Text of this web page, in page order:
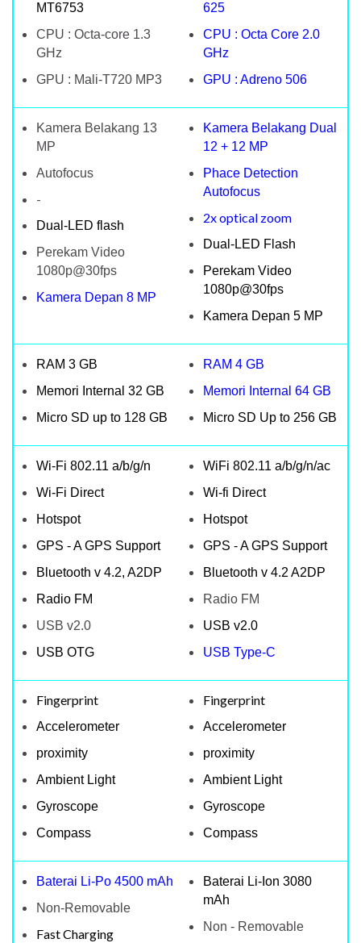
MT6753
CPU : Octa-core 1.3
GHz
GPU : Mali-T720 MP3
625
CPU : Octa Core 2.0
GHz
GPU : Adreno 506
Kamera Belakang 13
MP
Autofocus
-
Dual-LED flash
Perekam Video
1080p@30fps
Kamera Depan 8 MP
Kamera Belakang Dual
12 + 12 MP
Phace Detection
Autofocus
2x optical zoom
Dual-LED Flash
Perekam Video
1080p@30fps
Kamera Depan 5 MP
RAM 3 GB
Memori Internal 32 GB
Micro SD up to 128 GB
RAM 4 GB
Memori Internal 64 GB
Micro SD Up to 256 GB
Wi-Fi 802.11 a/b/g/n
Wi-Fi Direct
Hotspot
GPS - A GPS Support
Bluetooth v 4.2, A2DP
Radio FM
USB v2.0
USB OTG
WiFi 802.11 a/b/g/n/ac
Wi-fi Direct
Hotspot
GPS - A GPS Support
Bluetooth v 4.2 A2DP
Radio FM
USB v2.0
USB Type-C
Fingerprint
Accelerometer
proximity
Ambient Light
Gyroscope
Compass
Fingerprint
Accelerometer
proximity
Ambient Light
Gyroscope
Compass
Baterai Li-Po 4500 mAh
Non-Removable
Fast Charging
Baterai Li-Ion 3080
mAh
Non - Removable